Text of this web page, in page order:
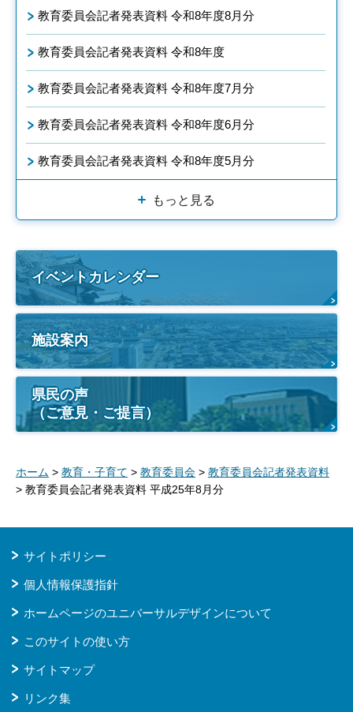
教育委員会記者発表資料 令和8年度8月分
教育委員会記者発表資料 令和8年度
教育委員会記者発表資料 令和8年度7月分
教育委員会記者発表資料 令和8年度6月分
教育委員会記者発表資料 令和8年度5月分
もっと見る
イベントカレンダー
施設案内
県民の声
（ご意見・ご提言）
ホーム > 教育・子育て > 教育委員会 > 教育委員会記者発表資料
> 教育委員会記者発表資料 平成25年8月分
サイトポリシー
個人情報保護指針
ホームページのユニバーサルデザインについて
このサイトの使い方
サイトマップ
リンク集